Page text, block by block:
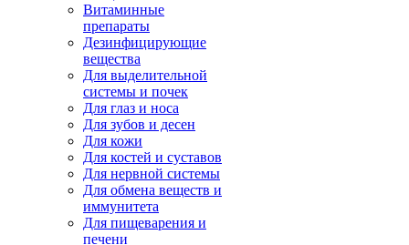
Витаминные
препараты
Дезинфицирующие
вещества
Для выделительной
системы и почек
Для глаз и носа
Для зубов и десен
Для кожи
Для костей и суставов
Для нервной системы
Для обмена веществ и
иммунитета
Для пищеварения и
печени